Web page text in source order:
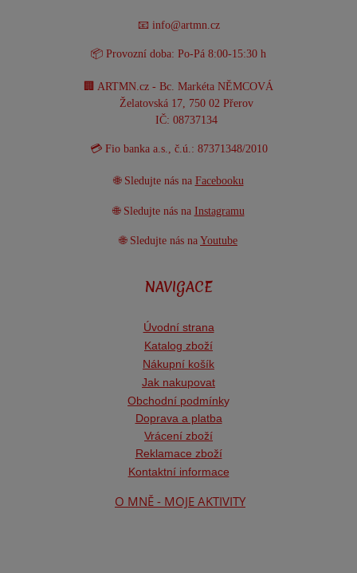
📧 info@artmn.cz
📦 Provozní doba: Po-Pá 8:00-15:30 h
🏢 ARTMN.cz - Bc. Markéta NĚMCOVÁ
Želatovská 17, 750 02 Přerov
IČ: 08737134
💳 Fio banka a.s., č.ú.: 87371348/2010
🌐 Sledujte nás na Facebooku
🌐 Sledujte nás na Instagramu
🌐 Sledujte nás na Youtube
NAVIGACE
Úvodní strana
Katalog zboží
Nákupní košík
Jak nakupovat
Obchodní podmínky
Doprava a platba
Vrácení zboží
Reklamace zboží
Kontaktní informace
O MNĚ - MOJE AKTIVITY